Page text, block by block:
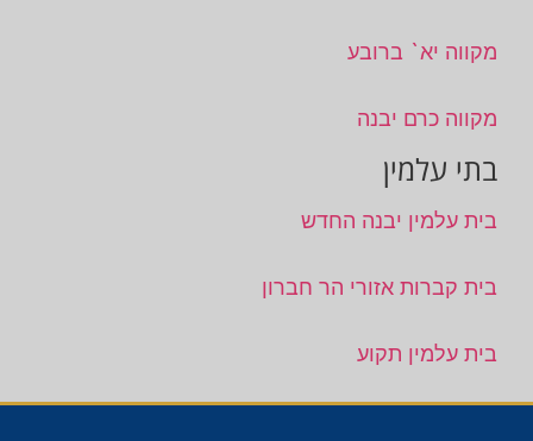
מקווה יא` ברובע
מקווה כרם יבנה
בתי עלמין
בית עלמין יבנה החדש
בית קברות אזורי הר חברון
בית עלמין תקוע